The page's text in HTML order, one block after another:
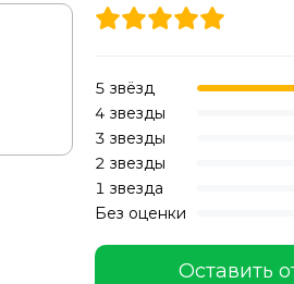
5 звёзд
4 звезды
3 звезды
2 звезды
1 звезда
Без оценки
Оставить